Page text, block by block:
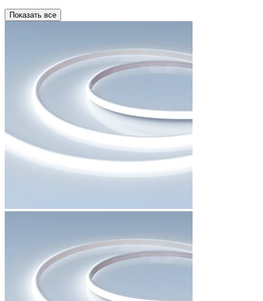
Показать все